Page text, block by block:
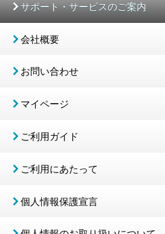
サポート・サービスのご案内
会社概要
お問い合わせ
マイページ
ご利用ガイド
ご利用にあたって
個人情報保護宣言